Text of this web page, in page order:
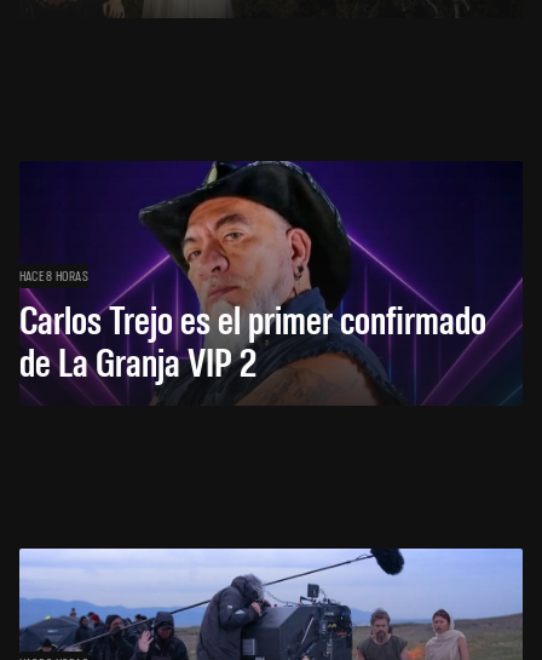
HACE 8 HORAS
Carlos Trejo es el primer confirmado
de La Granja VIP 2